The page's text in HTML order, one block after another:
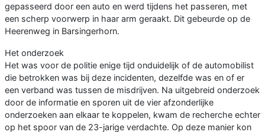
gepasseerd door een auto en werd tijdens het passeren, met
een scherp voorwerp in haar arm geraakt. Dit gebeurde op de
Heerenweg in Barsingerhorn.
Het onderzoek
Het was voor de politie enige tijd onduidelijk of de automobilist
die betrokken was bij deze incidenten, dezelfde was en of er
een verband was tussen de misdrijven. Na uitgebreid onderzoek
door de informatie en sporen uit de vier afzonderlijke
onderzoeken aan elkaar te koppelen, kwam de recherche echter
op het spoor van de 23-jarige verdachte. Op deze manier kon